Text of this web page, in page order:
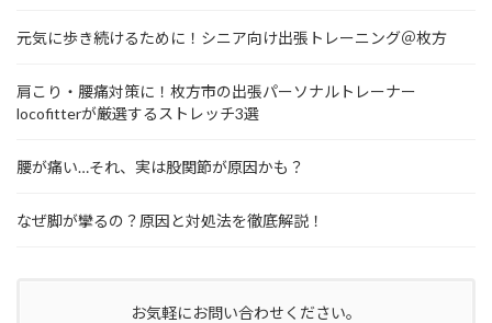
元気に歩き続けるために！シニア向け出張トレーニング＠枚方
肩こり・腰痛対策に！枚方市の出張パーソナルトレーナー
locofitterが厳選するストレッチ3選
腰が痛い…それ、実は股関節が原因かも？
なぜ脚が攣るの？原因と対処法を徹底解説！
お気軽にお問い合わせください。